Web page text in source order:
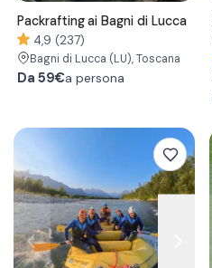
Packrafting ai Bagni di Lucca
4,9 (237)
Bagni di Lucca (LU), Toscana
Da 59€a persona